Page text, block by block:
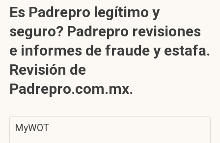
Es Padrepro legítimo y
seguro? Padrepro revisiones
e informes de fraude y estafa.
Revisión de
Padrepro.com.mx.
MyWOT